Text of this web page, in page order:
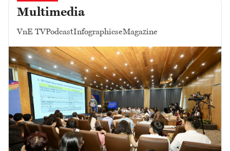
Multimedia
VnE TVPodcastInfographicseMagazine